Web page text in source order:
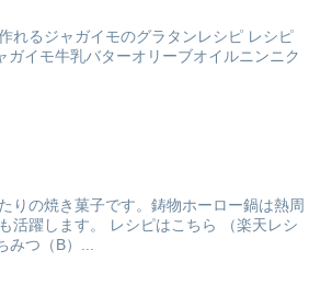
れるジャガイモのグラタンレシピ レシピ
イモ牛乳バターオリーブオイルニンニク
りの焼き菓子です。鋳物ホーロー鍋は熱周
活躍します。 レシピはこちら （楽天レシ
みつ（B）...